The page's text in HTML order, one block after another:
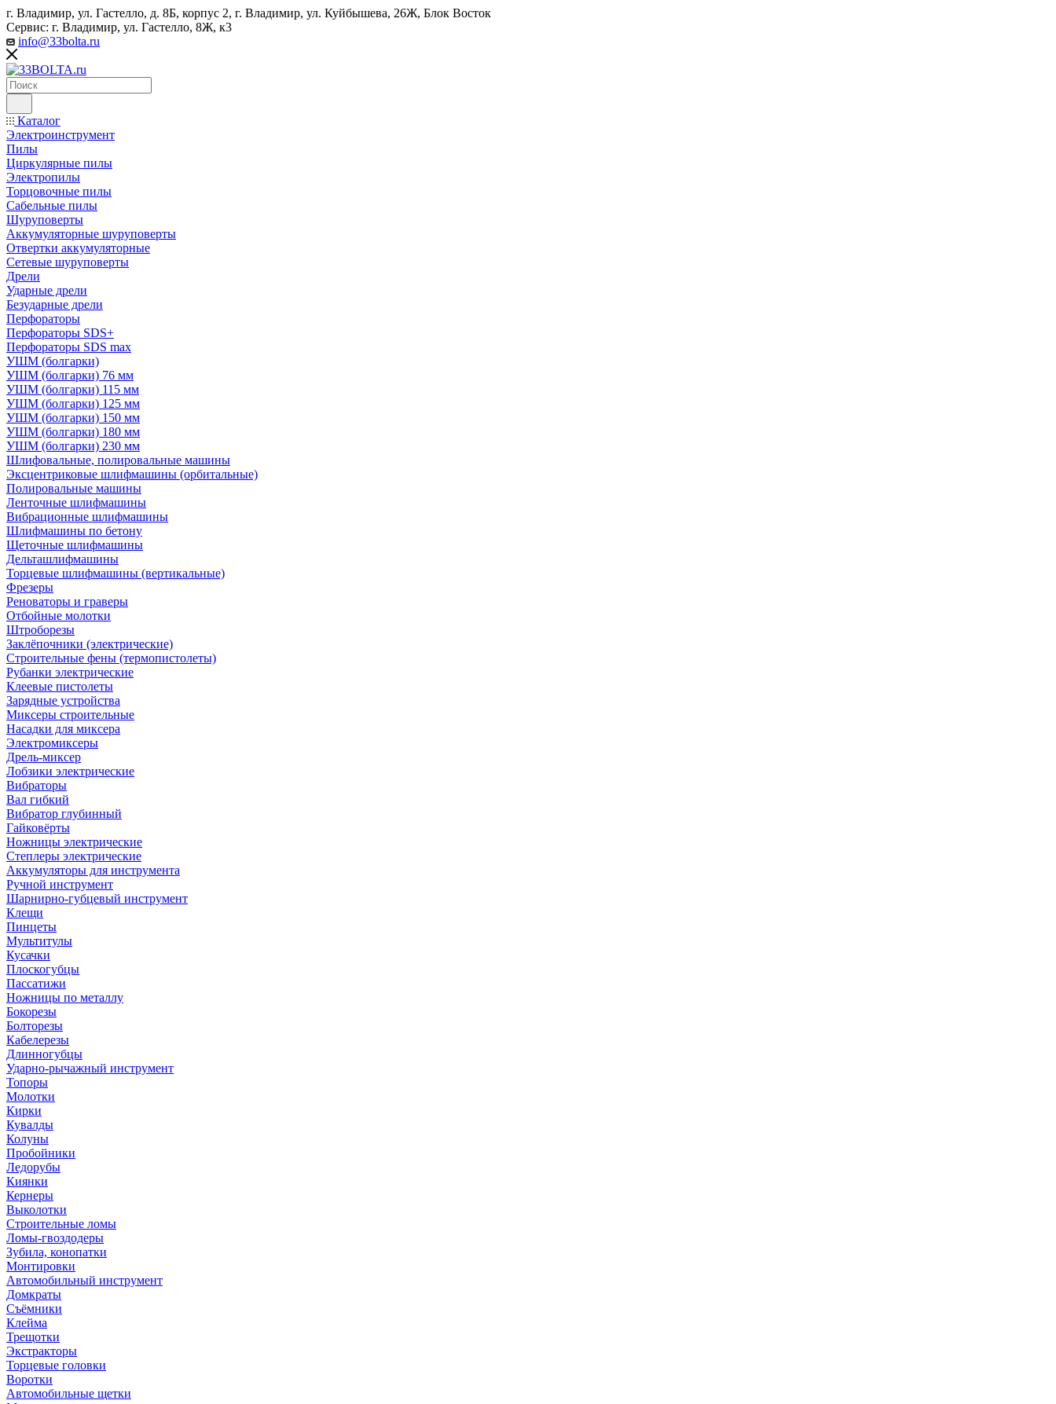
г. Владимир, ул. Гастелло, д. 8Б, корпус 2, г. Владимир, ул. ​Куйбышева, 26Ж, Блок Восток
Сервис: г. Владимир, ул. Гастелло, 8Ж, к3
info@33bolta.ru
Каталог
Электроинструмент
Пилы
Циркулярные пилы
Электропилы
Торцовочные пилы
Сабельные пилы
Шуруповерты
Аккумуляторные шуруповерты
Отвертки аккумуляторные
Сетевые шуруповерты
Дрели
Ударные дрели
Безударные дрели
Перфораторы
Перфораторы SDS+
Перфораторы SDS max
УШМ (болгарки)
УШМ (болгарки) 76 мм
УШМ (болгарки) 115 мм
УШМ (болгарки) 125 мм
УШМ (болгарки) 150 мм
УШМ (болгарки) 180 мм
УШМ (болгарки) 230 мм
Шлифовальные, полировальные машины
Эксцентриковые шлифмашины (орбитальные)
Полировальные машины
Ленточные шлифмашины
Вибрационные шлифмашины
Шлифмашины по бетону
Щеточные шлифмашины
Дельташлифмашины
Торцевые шлифмашины (вертикальные)
Фрезеры
Реноваторы и граверы
Отбойные молотки
Штроборезы
Заклёпочники (электрические)
Строительные фены (термопистолеты)
Рубанки электрические
Клеевые пистолеты
Зарядные устройства
Миксеры строительные
Насадки для миксера
Электромиксеры
Дрель-миксер
Лобзики электрические
Вибраторы
Вал гибкий
Вибратор глубинный
Гайковёрты
Ножницы электрические
Степлеры электрические
Аккумуляторы для инструмента
Ручной инструмент
Шарнирно-губцевый инструмент
Клещи
Пинцеты
Мультитулы
Кусачки
Плоскогубцы
Пассатижи
Ножницы по металлу
Бокорезы
Болторезы
Кабелерезы
Длинногубцы
Ударно-рычажный инструмент
Топоры
Молотки
Кирки
Кувалды
Колуны
Пробойники
Ледорубы
Киянки
Кернеры
Выколотки
Строительные ломы
Ломы-гвоздодеры
Зубила, конопатки
Монтировки
Автомобильный инструмент
Домкраты
Съёмники
Клейма
Трещотки
Экстракторы
Торцевые головки
Воротки
Автомобильные щетки